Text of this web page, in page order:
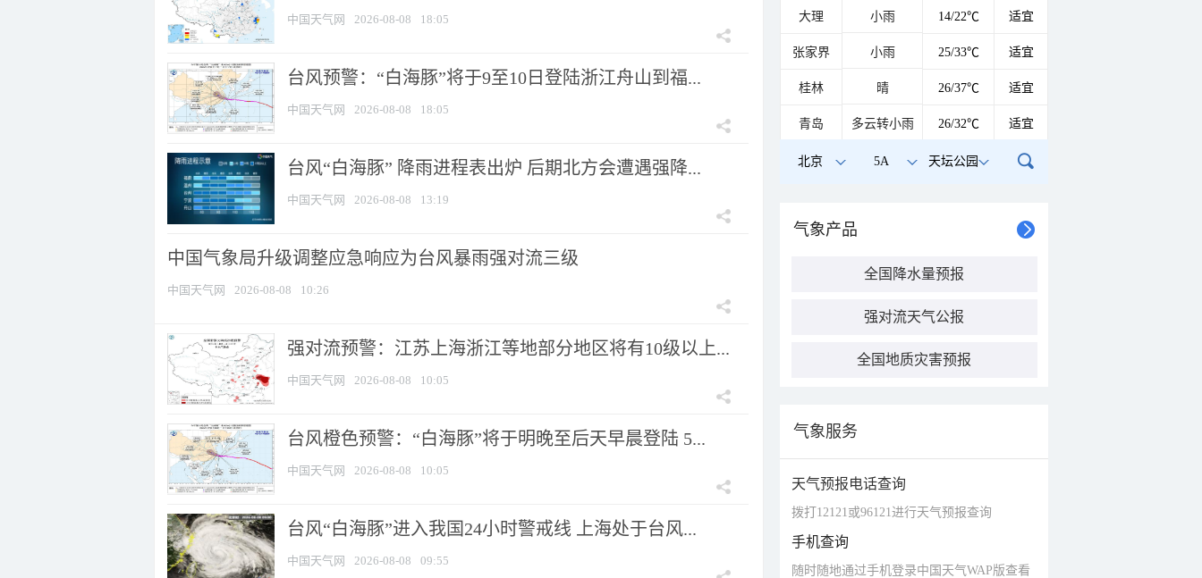
中国天气网 2026-08-08 18:05
台风预警：“白海豚”将于9至10日登陆浙江舟山到福...
中国天气网 2026-08-08 18:05
台风“白海豚” 降雨进程表出炉 后期北方会遭遇强降...
中国天气网 2026-08-08 13:19
中国气象局升级调整应急响应为台风暴雨强对流三级
中国天气网 2026-08-08 10:26
强对流预警：江苏上海浙江等地部分地区将有10级以上...
中国天气网 2026-08-08 10:05
台风橙色预警：“白海豚”将于明晚至后天早晨登陆 5...
中国天气网 2026-08-08 10:05
台风“白海豚”进入我国24小时警戒线 上海处于台风...
中国天气网 2026-08-08 09:55
大理 小雨 14/22℃ 适宜
张家界 小雨 25/33℃ 适宜
桂林 晴 26/37℃ 适宜
青岛 多云转小雨 26/32℃ 适宜
北京 5A 天坛公园
气象产品
全国降水量预报
强对流天气公报
全国地质灾害预报
气象服务
天气预报电话查询
拨打12121或96121进行天气预报查询
手机查询
随时随地通过手机登录中国天气WAP版查看